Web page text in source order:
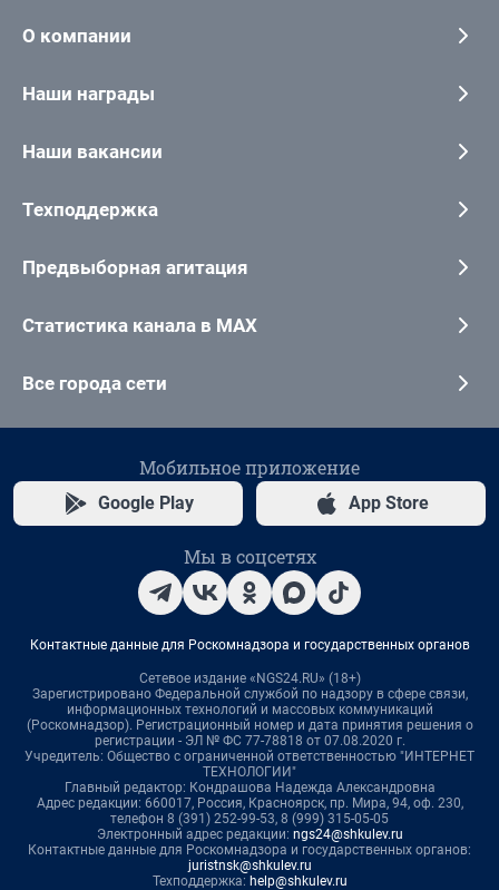
О компании
Наши награды
Наши вакансии
Техподдержка
Предвыборная агитация
Статистика канала в MAX
Все города сети
Мобильное приложение
Google Play App Store
Мы в соцсетях
Контактные данные для Роскомнадзора и государственных органов
Сетевое издание «NGS24.RU» (18+)
Зарегистрировано Федеральной службой по надзору в сфере связи,
информационных технологий и массовых коммуникаций
(Роскомнадзор). Регистрационный номер и дата принятия решения о
регистрации - ЭЛ № ФС 77-78818 от 07.08.2020 г.
Учредитель: Общество с ограниченной ответственностью "ИНТЕРНЕТ
ТЕХНОЛОГИИ"
Главный редактор: Кондрашова Надежда Александровна
Адрес редакции: 660017, Россия, Красноярск, пр. Мира, 94, оф. 230,
телефон 8 (391) 252-99-53, 8 (999) 315-05-05
Электронный адрес редакции: ngs24@shkulev.ru
Контактные данные для Роскомнадзора и государственных органов:
juristnsk@shkulev.ru
Техподдержка: help@shkulev.ru